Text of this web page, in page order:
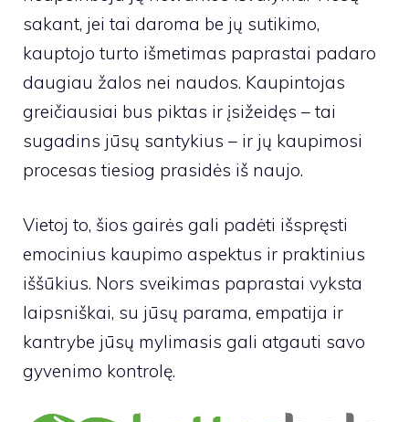
sakant, jei tai daroma be jų sutikimo,
kauptojo turto išmetimas paprastai padaro
daugiau žalos nei naudos. Kaupintojas
greičiausiai bus piktas ir įsižeidęs – tai
sugadins jūsų santykius – ir jų kaupimosi
procesas tiesiog prasidės iš naujo.
Vietoj to, šios gairės gali padėti išspręsti
emocinius kaupimo aspektus ir praktinius
iššūkius. Nors sveikimas paprastai vyksta
laipsniškai, su jūsų parama, empatija ir
kantrybe jūsų mylimasis gali atgauti savo
gyvenimo kontrolę.